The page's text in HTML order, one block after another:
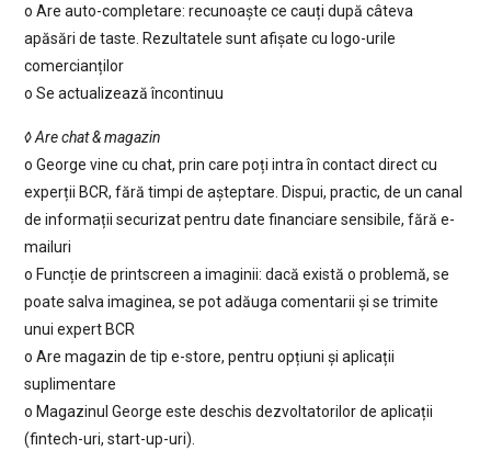
o Are auto-completare: recunoaște ce cauți după câteva
apăsări de taste. Rezultatele sunt afișate cu logo-urile
comercianților
o Se actualizează încontinuu
◊ Are chat & magazin
o George vine cu chat, prin care poți intra în contact direct cu
experții BCR, fără timpi de așteptare. Dispui, practic, de un canal
de informații securizat pentru date financiare sensibile, fără e-
mailuri
o Funcție de printscreen a imaginii: dacă există o problemă, se
poate salva imaginea, se pot adăuga comentarii și se trimite
unui expert BCR
o Are magazin de tip e-store, pentru opțiuni și aplicații
suplimentare
o Magazinul George este deschis dezvoltatorilor de aplicații
(fintech-uri, start-up-uri).